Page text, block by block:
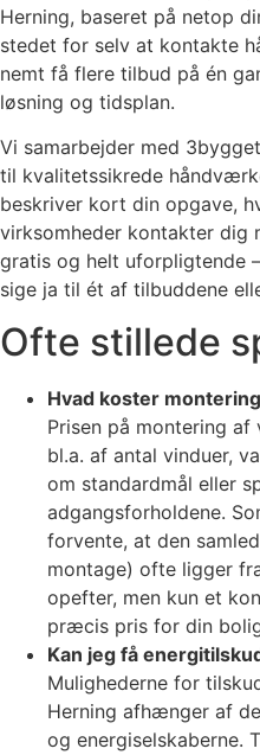
Herning, baseret på netop
stedet for selv at kontakte
nemt få flere tilbud på én
løsning og tidsplan.
Vi samarbejder med
til kvalitetssikrede
beskriver kort din opgave,
virksomheder kontakter dig
gratis og helt uforpligtende
sige ja til ét af tilbuddene
Ofte stillede
Hvad koster
Prisen på montering
bl.a. af antal vinduer,
om standardmål eller
adgangsforholdene.
forvente, at den
montage) ofte ligger
opefter, men kun et
præcis pris for din
Kan jeg få
Mulighederne for
Herning afhænger af
og energiselskaberne.